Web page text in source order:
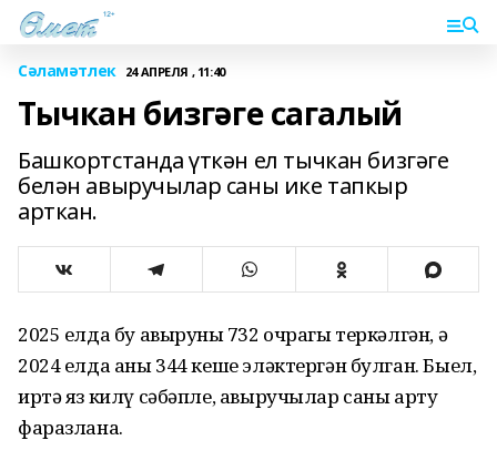
Сәламәтлек 24 АПРЕЛЯ , 11:40
Тычкан бизгәге сагалый
Башкортстанда үткән ел тычкан бизгәге
белән авыручылар саны ике тапкыр
арткан.
2025 елда бу авыруның 732 очрагы теркәлгән, ә
2024 елда аны 344 кеше эләктергән булган. Быел,
иртә яз килү сәбәпле, авыручылар саны арту
фаразлана.